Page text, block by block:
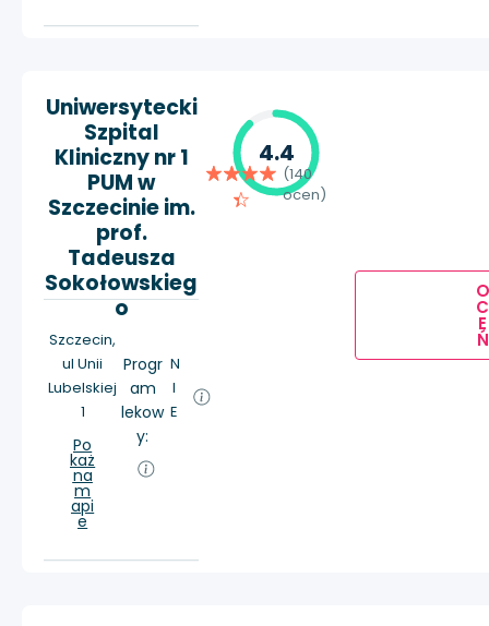
Uniwersytecki
Szpital
Kliniczny nr 1
PUM w
Szczecinie im.
prof.
Tadeusza
Sokołowskieg
o
Szczecin,
ul Unii
Lubelskiej
1
Po
każ
na
m
api
e
Progr
am
lekow
y:
N
I
E
4.4
(140
ocen)
O
C
E
Ń